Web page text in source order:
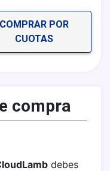
COMPRAR POR
CUOTAS
compra
debes